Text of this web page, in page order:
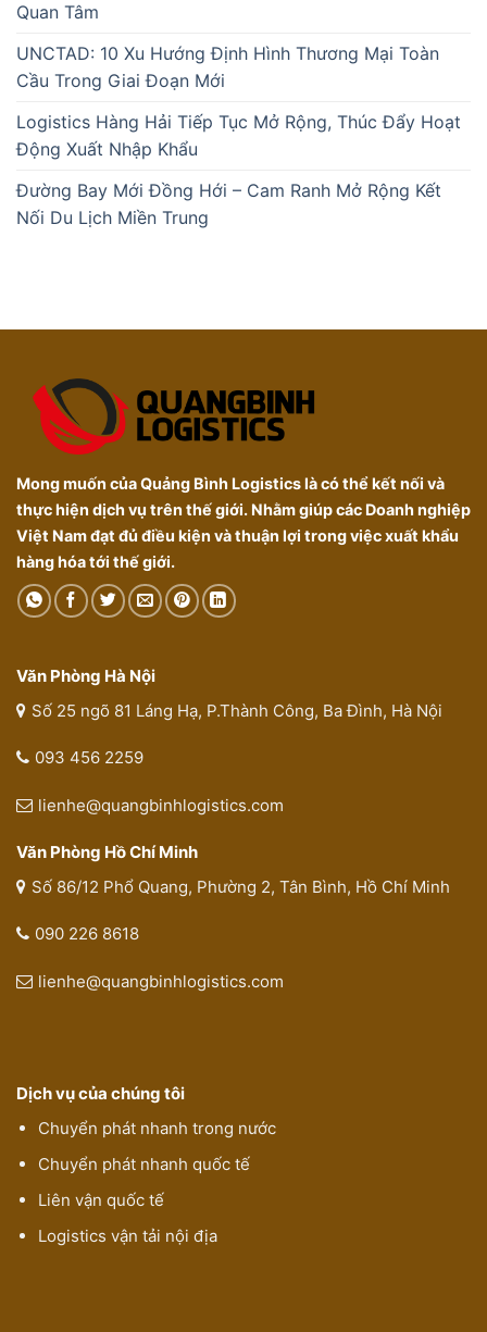
Quan Tâm
UNCTAD: 10 Xu Hướng Định Hình Thương Mại Toàn
Cầu Trong Giai Đoạn Mới
Logistics Hàng Hải Tiếp Tục Mở Rộng, Thúc Đẩy Hoạt
Động Xuất Nhập Khẩu
Đường Bay Mới Đồng Hới – Cam Ranh Mở Rộng Kết
Nối Du Lịch Miền Trung
Mong muốn của Quảng Bình Logistics là có thể kết nối và
thực hiện dịch vụ trên thế giới. Nhằm giúp các Doanh nghiệp
Việt Nam đạt đủ điều kiện và thuận lợi trong việc xuất khẩu
hàng hóa tới thế giới.
Văn Phòng Hà Nội
Số 25 ngõ 81 Láng Hạ, P.Thành Công, Ba Đình, Hà Nội
093 456 2259
lienhe@quangbinhlogistics.com
Văn Phòng Hồ Chí Minh
Số 86/12 Phổ Quang, Phường 2, Tân Bình, Hồ Chí Minh
090 226 8618
lienhe@quangbinhlogistics.com
Dịch vụ của chúng tôi
Chuyển phát nhanh trong nước
Chuyển phát nhanh quốc tế
Liên vận quốc tế
Logistics vận tải nội địa